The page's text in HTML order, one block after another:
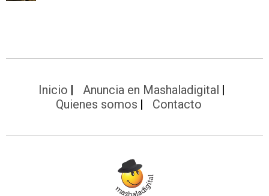
Inicio
Anuncia en Mashaladigital
Quienes somos
Contacto